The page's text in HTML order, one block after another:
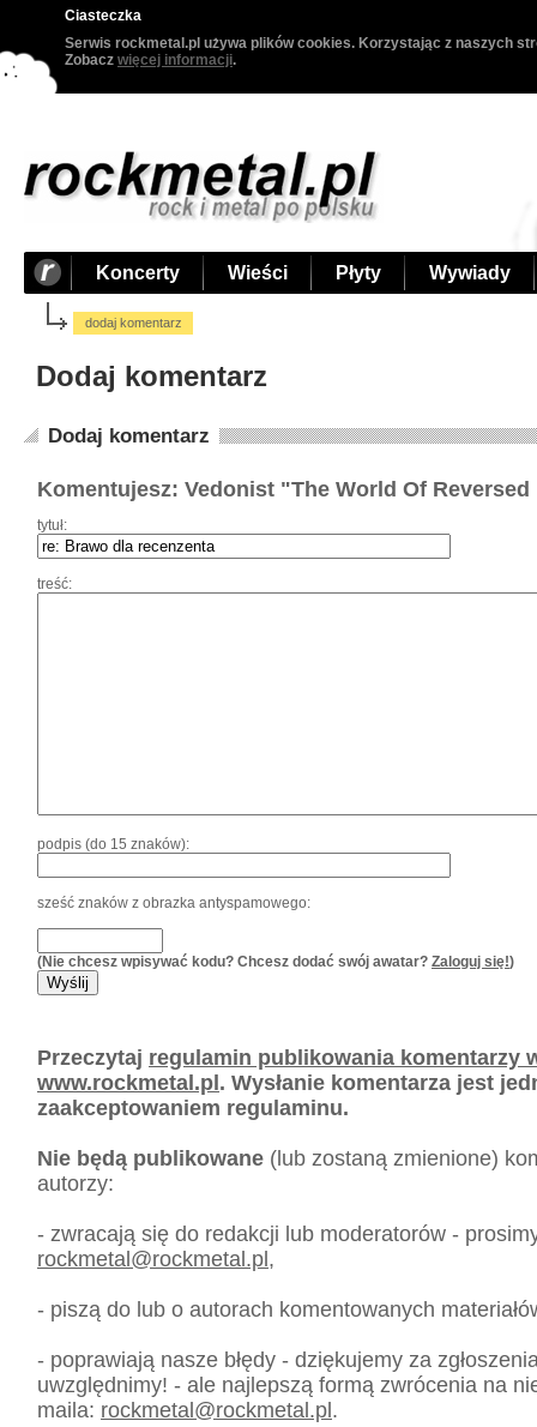
Ciasteczka
Serwis rockmetal.pl używa plików cookies. Korzystając z naszych
Zobacz więcej informacji.
Koncerty Wieści Płyty Wywiady
dodaj komentarz
Dodaj komentarz
Dodaj komentarz
Komentujesz: Vedonist "The World Of
tytuł:
treść:
podpis (do 15 znaków):
sześć znaków z obrazka antyspamowego:
(Nie chcesz wpisywać kodu? Chcesz dodać swój awatar? Zaloguj się!)
Przeczytaj regulamin publikowania komentarzy
www.rockmetal.pl. Wysłanie komentarza jest
zaakceptowaniem regulaminu.
Nie będą publikowane (lub zostaną zmienione)
autorzy:
- zwracają się do redakcji lub moderatorów -
rockmetal@rockmetal.pl,
- piszą do lub o autorach komentowanych
- poprawiają nasze błędy - dziękujemy za
uwzględnimy! - ale najlepszą formą zwrócenia na
maila: rockmetal@rockmetal.pl.